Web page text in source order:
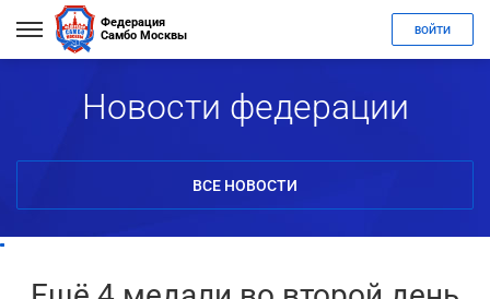
Федерация
Самбо Москвы
ВОЙТИ
Новости федерации
ВСЕ НОВОСТИ